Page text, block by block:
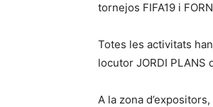
tornejos FIFA19 i
Totes les activitats
locutor JORDI
A la zona